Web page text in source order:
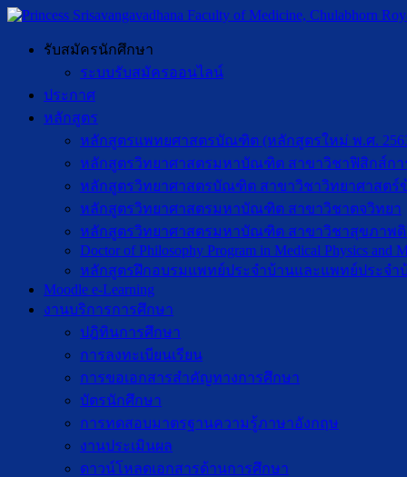
รับสมัครนักศึกษา
ระบบรับสมัครออนไลน์
ประกาศ
หลักสูตร
หลักสูตรแพทยศาสตรบัณฑิต (หลักสูตรใหม่ พ.ศ.
หลักสูตรวิทยาศาสตรมหาบัณฑิต สาขาวิชาฟิสิกส์กา
หลักสูตรวิทยาศาสตรบัณฑิต สาขาวิชาวิทยาศาสตร์
หลักสูตรวิทยาศาสตรมหาบัณฑิต สาขาวิชาตจวิทยา
หลักสูตรวิทยาศาสตรมหาบัณฑิต สาขาวิชาสุขภาพดิ
Doctor of Philosophy Program in Medical Physics and
หลักสูตรฝึกอบรมแพทย์ประจำบ้านและแพทย์ประจำ
Moodle e-Learning
งานบริการการศึกษา
ปฎิทินการศึกษา
การลงทะเบียนเรียน
การขอเอกสารสำคัญทางการศึกษา
บัตรนักศึกษา
การทดสอบมาตรฐานความรู้ภาษาอังกฤษ
งานประเมินผล
ดาวน์โหลดเอกสารด้านการศึกษา